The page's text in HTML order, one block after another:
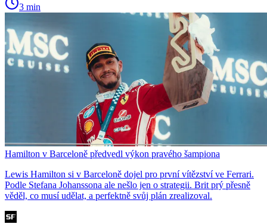
3 min
Hamilton v Barceloně předvedl výkon pravého šampiona
Lewis Hamilton si v Barceloně dojel pro první vítězství ve Ferrari.
Podle Stefana Johanssona ale nešlo jen o strategii. Brit prý přesně
věděl, co musí udělat, a perfektně svůj plán zrealizoval.